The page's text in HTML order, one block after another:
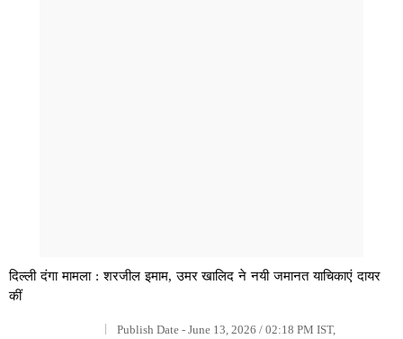
दिल्ली दंगा मामला : शरजील इमाम, उमर खालिद ने नयी जमानत याचिकाएं दायर
कीं
Publish Date - June 13, 2026 / 02:18 PM IST,